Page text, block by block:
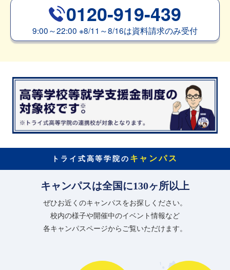
0120-919-439
9:00～22:00 ※8/11～8/16は資料請求のみ受付
トライ式高等学院の キャンパス
キャンパスは全国に130ヶ所以上
ぜひお近くのキャンパスをお探しください。
校内の様子や開催中のイベント情報など
各キャンパスページからご覧いただけます。